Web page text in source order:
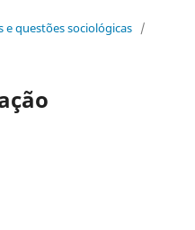
e questões sociológicas /